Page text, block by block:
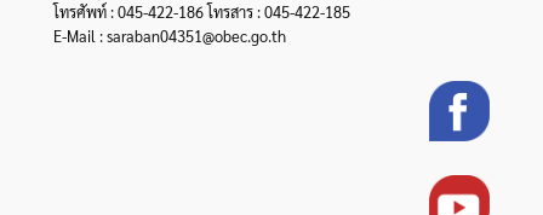
โทรศัพท์ : 045-422-186 โทรสาร : 045-422-185
E-Mail : saraban04351@obec.go.th